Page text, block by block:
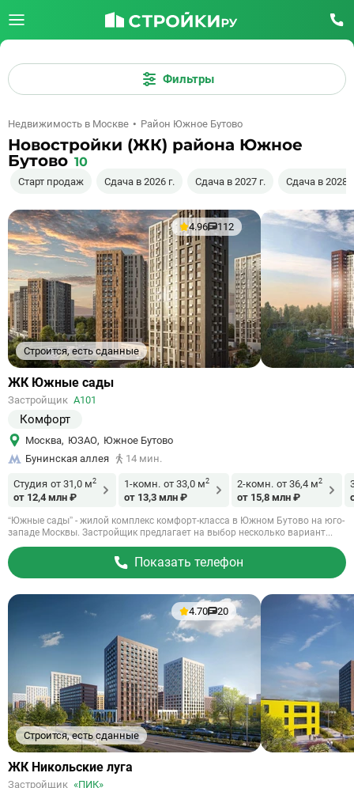
Фильтры
Недвижимость в Москве Район Южное Бутово
Новостройки (ЖК) района Южное
Бутово 10
Старт продаж Сдача в 2026 г. Сдача в 2027 г. Сдача в 2028
Строится, есть сданные
4.96 112
Ссылка
объект
ЖК Южные сады
Застройщик А101
Комфорт
Москва, ЮЗАО, Южное Бутово
Бунинская аллея
14 мин.
Студия от 31,0 м2
от 12,4 млн ₽
1-комн. от 33,0 м2
от 13,3 млн ₽
2-комн. от 36,4 м2
от 15,8 млн ₽
“Южные сады” - жилой комплекс комфорт-класса в Южном Бутово на юго-
западе Москвы. Застройщик предлагает на выбор несколько вариант...
Показать телефон
Строится, есть сданные
4.70 20
Ссылка
ЖК Никольские луга
Застройщик «ПИК»